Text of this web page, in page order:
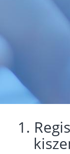
1.